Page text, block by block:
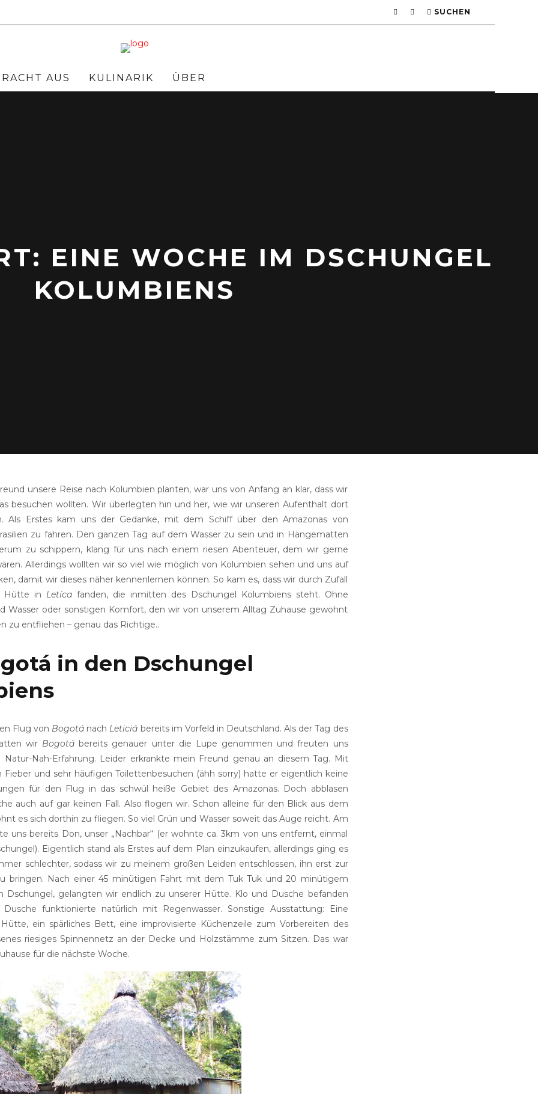
SUCHEN
AUS KULINARIK ÜBER
EINE WOCHE IM DSCHUNGEL
KOLUMBIENS
unsere Reise nach Kolumbien planten, war uns von Anfang an klar, dass wir
besuchen wollten. Wir überlegten hin und her, wie wir unseren Aufenthalt dort
Als Erstes kam uns der Gedanke, mit dem Schiff über den Amazonas von
zu fahren. Den ganzen Tag auf dem Wasser zu sein und in Hängematten
zu schippern, klang für uns nach einem riesen Abenteuer, dem wir gerne
Allerdings wollten wir so viel wie möglich von Kolumbien sehen und uns auf
damit wir dieses näher kennenlernen können. So kam es, dass wir durch Zufall
Hütte in Letícafanden, die inmitten des Dschungel Kolumbiens steht. Ohne
Wasser oder sonstigen Komfort, den wir von unserem Alltag Zuhause gewohnt
zu entfliehen – genau das Richtige..
in den Dschungel
Flug von Bogotá nach Leticiá bereits im Vorfeld in Deutschland. Als der Tag des
wir Bogotá bereits genauer unter die Lupe genommen und freuten uns
Natur-Nah-Erfahrung. Leider erkrankte mein Freund genau an diesem Tag. Mit
Fieber und sehr häufigen Toilettenbesuchen (ähh sorry) hatte er eigentlich keine
für den Flug in das schwül heiße Gebiet des Amazonas. Doch abblasen
auch auf gar keinen Fall. Also flogen wir. Schon alleine für den Blick aus dem
es sich dorthin zu fliegen. So viel Grün und Wasser soweit das Auge reicht. Am
uns bereits Don, unser „Nachbar“ (er wohnte ca. 3km von uns entfernt, einmal
Eigentlich stand als Erstes auf dem Plan einzukaufen, allerdings ging es
schlechter, sodass wir zu meinem großen Leiden entschlossen, ihn erst zur
bringen. Nach einer 45 minütigen Fahrt mit dem Tuk Tuk und 20 minütigem
Dschungel, gelangten wir endlich zu unserer Hütte. Klo und Dusche befanden
funktionierte natürlich mit Regenwasser. Sonstige Ausstattung: Eine
ein spärliches Bett, eine improvisierte Küchenzeile zum Vorbereiten des
riesiges Spinnennetz an der Decke und Holzstämme zum Sitzen. Das war
für die nächste Woche.